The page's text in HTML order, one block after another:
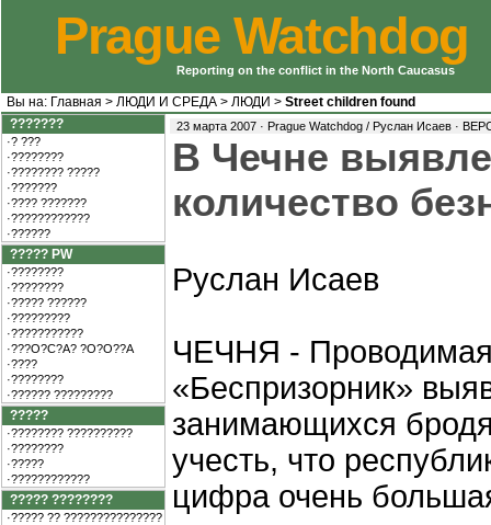
Prague Watchdog
Reporting on the conflict in the North Caucasus
Вы на: Главная > ЛЮДИ И СРЕДА > ЛЮДИ > Street children found
???????
·? ???
·????????
·???????? ?????
·???????
·???? ???????
·????????????
·??????
????? PW
·????????
·????????
·????? ??????
·?????????
·???????????
·???O?C?A? ?O?O??A
·????
·????????
·?????? ?????????
?????
·???????? ??????????
·????????
·?????
·????????????
????? ????????
·????? ?? ???????????????
23 марта 2007 · Prague Watchdog / Руслан Исаев ·
В Чечне
количество
Руслан Исаев
ЧЕЧНЯ -
«Беспризорник»
занимающихся
учесть, что
цифра очень